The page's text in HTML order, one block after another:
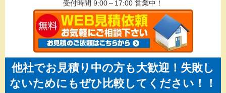
受付時間 9:00～17:00 営業中！
他社でお見積り中の方も大歓迎！失敗し
ないためにもぜひ比較してください！！